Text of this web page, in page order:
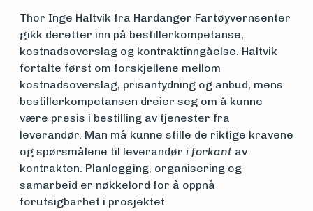
og drift
Om
foreningen
Aktuelt
Arrangementer
Thor Inge Haltvik fra Hardanger Fartøyvernsenter
gikk deretter inn på bestillerkompetanse,
kostnadsoverslag og kontraktinngåelse. Haltvik
fortalte først om forskjellene mellom
kostnadsoverslag, prisantydning og anbud, mens
bestillerkompetansen dreier seg om å kunne
være presis i bestilling av tjenester fra
leverandør. Man må kunne stille de riktige kravene
og spørsmålene til leverandør i forkant av
kontrakten. Planlegging, organisering og
samarbeid er nøkkelord for å oppnå
forutsigbarhet i prosjektet.